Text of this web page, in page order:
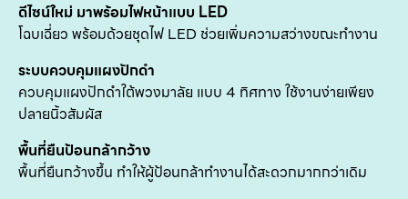
ดีไซน์ใหม่ มาพร้อมไฟหน้าแบบ LED
โฉบเฉี่ยว พร้อมด้วยชุดไฟ LED ช่วยเพิ่มความสว่างขณะทำงาน
ระบบควบคุมแผงปักดำ
ควบคุมแผงปักดำใต้พวงมาลัย แบบ 4 ทิศทาง ใช้งานง่ายเพียง
ปลายนิ้วสัมผัส
พื้นที่ยืนป้อนกล้ากว้าง
พื้นที่ยืนกว้างขึ้น ทำให้ผู้ป้อนกล้าทำงานได้สะดวกมากกว่าเดิม